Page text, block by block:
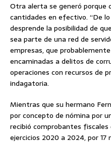
Otra alerta se generó porque
cantidades en efectivo. “De
desprende la posibilidad de
sea parte de una red de
empresas, que
encaminadas a delitos de
operaciones con recursos de
indagatoria.
Mientras que su hermano
por concepto de nómina por
recibió comprobantes
ejercicios 2020 a 2024, por 17